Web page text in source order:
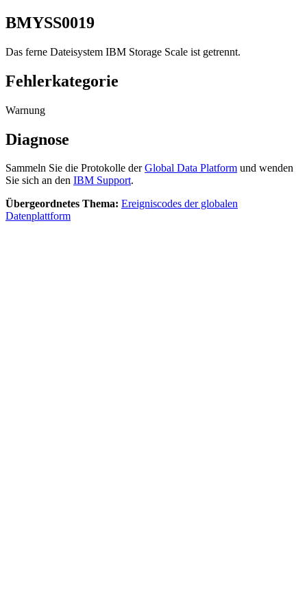
BMYSS0019
Das ferne Dateisystem IBM Storage Scale ist getrennt.
Fehlerkategorie
Warnung
Diagnose
Sammeln Sie die Protokolle derGlobal Data Platform und wenden
Sie sich an den IBM Support.
Übergeordnetes Thema: Ereigniscodes der globalen
Datenplattform